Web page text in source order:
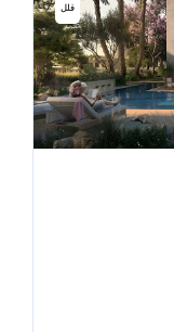
فلل